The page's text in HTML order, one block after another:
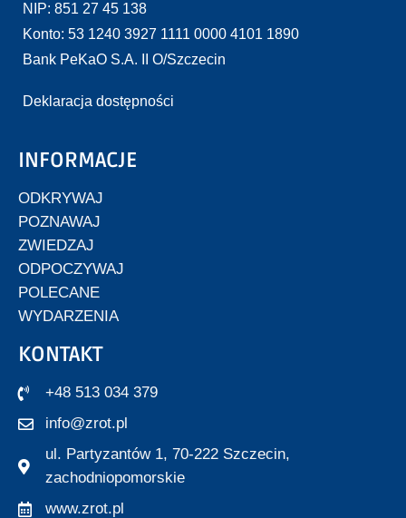
NIP: 851 27 45 138
Konto: 53 1240 3927 1111 0000 4101 1890
Bank PeKaO S.A. II O/Szczecin
Deklaracja dostępności
INFORMACJE
ODKRYWAJ
POZNAWAJ
ZWIEDZAJ
ODPOCZYWAJ
POLECANE
WYDARZENIA
KONTAKT
+48 513 034 379
info@zrot.pl
ul. Partyzantów 1, 70-222 Szczecin,
zachodniopomorskie
www.zrot.pl